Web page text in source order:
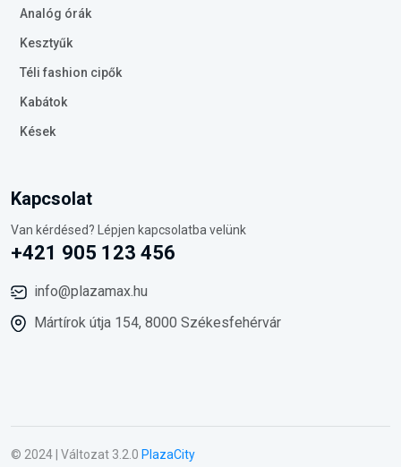
Analóg órák
Kesztyűk
Téli fashion cipők
Kabátok
Kések
Kapcsolat
Van kérdésed? Lépjen kapcsolatba velünk
+421 905 123 456
info@plazamax.hu
Mártírok útja 154, 8000 Székesfehérvár
© 2024 | Változat 3.2.0 PlazaCity